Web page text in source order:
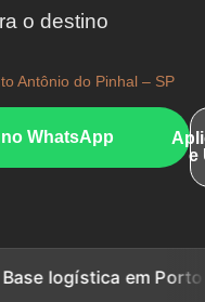
o destino
Antônio do Pinhal – SP
WhatsApp
e
em Porto Alegre, RS